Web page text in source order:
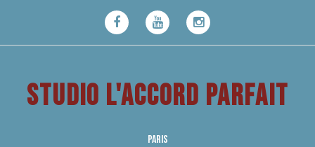
STUDIO L'ACCORD PARFAIT
PARIS